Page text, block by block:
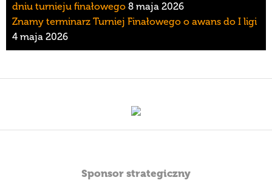
dniu turnieju finałowego 8 maja 2026
Znamy terminarz Turniej Finałowego o awans do I ligi
4 maja 2026
Sponsor strategiczny